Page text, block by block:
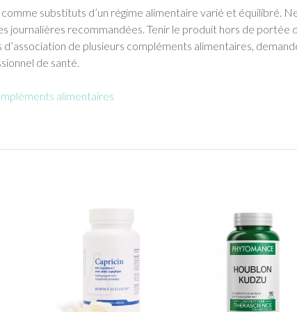
substituts d’un régime alimentaire varié et équilibré.
journalières recommandées. Tenir le produit hors de portée
d’association de plusieurs compléments alimentaires,
de santé.
alimentaires